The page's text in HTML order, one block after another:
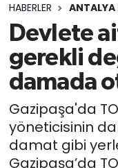
HABERLER ANTALYA
Devlete
gerekli
damada
Gazipaşa'da
yöneticisinin
damat gibi
Gazipaşa’da
Ekonomi
Video
Eğitim
Kültür-
Eğitim
Ekonomi
Kültür-
Sağlık
Süper Lig
Tüm
Son Dakika
Haber Arşivi